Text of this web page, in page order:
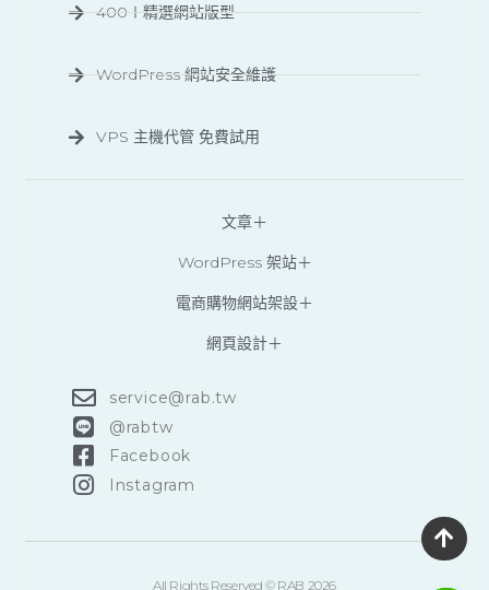
400＋精選網站版型
WordPress 網站安全維護
VPS 主機代管 免費試用
文章＋
WordPress 架站＋
電商購物網站架設＋
網頁設計＋
service@rab.tw
@‌rabtw
Facebook
Instagram
All Rights Reserved © RAB 2026